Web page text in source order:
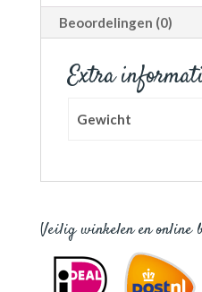
Beoordelingen (0)
Extra
Gewicht
Veilig winkelen en online